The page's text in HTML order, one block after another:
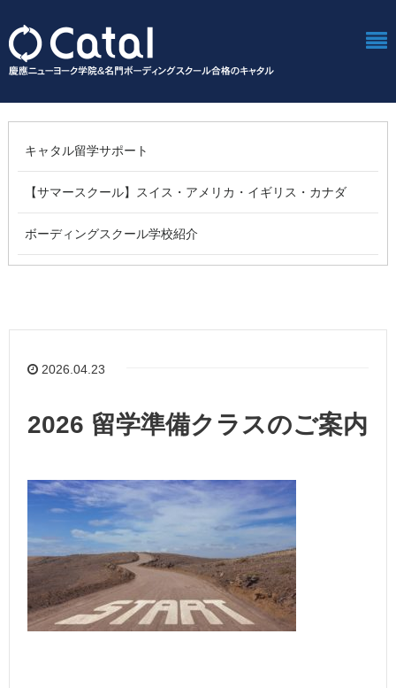
キャタル留学サポート
【サマースクール】スイス・アメリカ・イギリス・カナダ
ボーディングスクール学校紹介
2026.04.23
2026 留学準備クラスのご案内